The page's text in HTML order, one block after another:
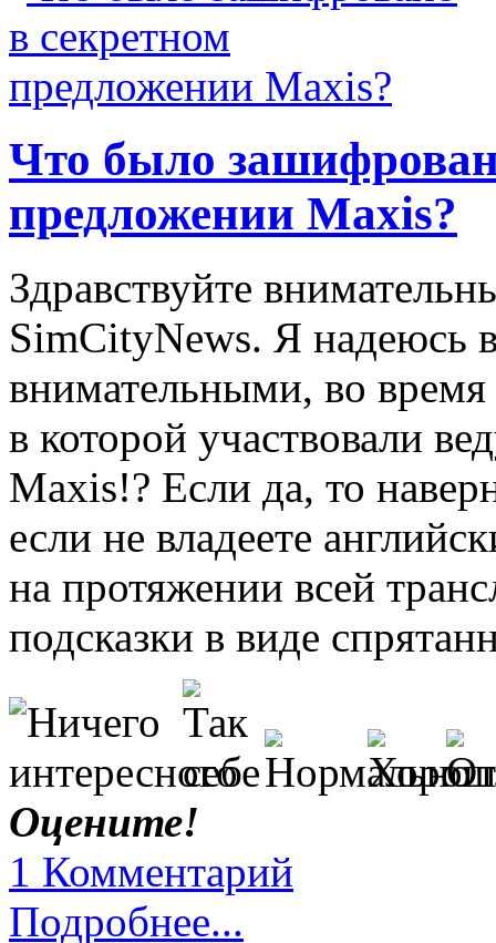
Что было
предложении Maxis?
Здравствуйте
SimCityNews. Я надеюсь
внимательными, во
в которой участвовали
Maxis!? Если да, то
если не владеете
на протяжении всей
подсказки в виде
Оцените!
1 Комментарий
Подробнее...